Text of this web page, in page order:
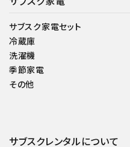
サブスク家電セット
冷蔵庫
洗濯機
季節家電
その他
サブスクレンタルについて